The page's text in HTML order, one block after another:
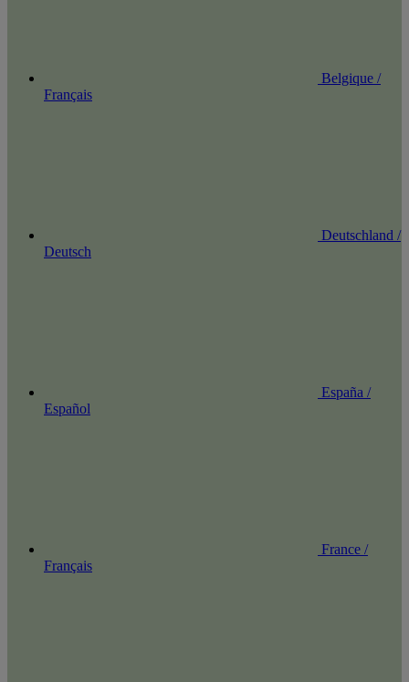
Belgique /
Français
Deutschland /
Deutsch
España /
Español
France /
Français